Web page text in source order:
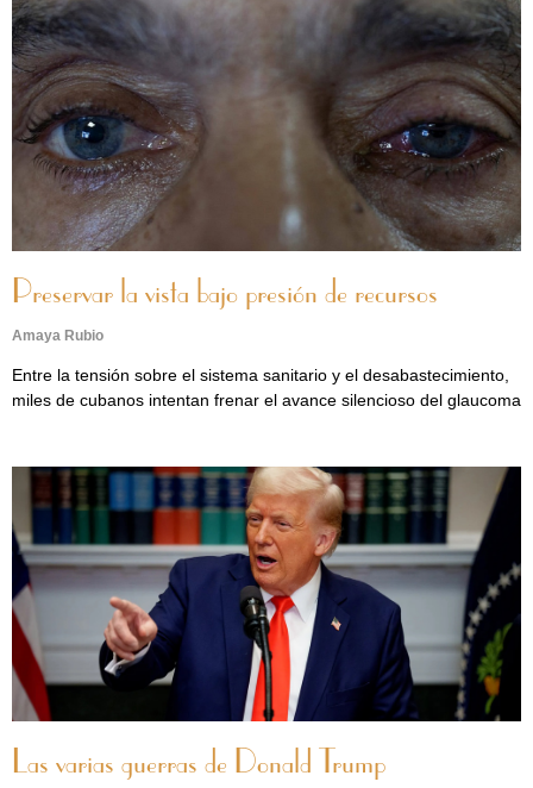
Preservar la vista bajo presión de recursos
Amaya Rubio
Entre la tensión sobre el sistema sanitario y el desabastecimiento,
miles de cubanos intentan frenar el avance silencioso del glaucoma
Las varias guerras de Donald Trump